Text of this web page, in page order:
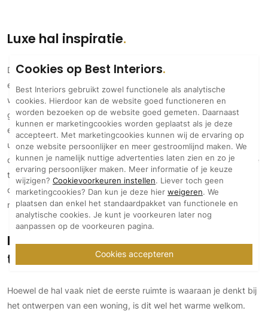
Luxe hal inspiratie
De hal is de ruimte waar je gasten welkom heet en waar de
eerste indruk van jouw woning wordt gevormd. In een luxe
woning of villa verdient de entree een ontwerp dat past bij de
grandeur van de rest van hetinterieurenexterieur. Een stijlvolle
en doordachte hal laat je groots binnenkomen en straalt klasse
uit. Met luxe hal inspiratie voor een indrukwekkende trap, een
opvallend kunstwerk ofexclusieve verlichting kun je jouw entree
transformeren tot een echte eyecatcher. Laat je inspireren door
onze exclusieve ideeën en maak van jouw hal een uitnodigende
ruimte die perfect aansluit bij jouw stijl.
Luxe entree hal in je woning: dat is
thuiskomen
Hoewel de hal vaak niet de eerste ruimte is waaraan je denkt bij
het ontwerpen van een woning, is dit wel het warme welkom.
Cookies op Best Interiors
Best Interiors gebruikt zowel functionele als analytische
cookies. Hierdoor kan de website goed functioneren en
worden bezoeken op de website goed gemeten. Daarnaast
kunnen er marketingcookies worden geplaatst als je deze
accepteert. Met marketingcookies kunnen wij de ervaring op
onze website persoonlijker en meer gestroomlijnd maken. We
kunnen je namelijk nuttige advertenties laten zien en zo je
ervaring persoonlijker maken. Meer informatie of je keuze
wijzigen? Cookievoorkeuren instellen. Liever toch geen
marketingcookies? Dan kun je deze hier weigeren. We
plaatsen dan enkel het standaardpakket van functionele en
analytische cookies. Je kunt je voorkeuren later nog
aanpassen op de voorkeuren pagina.
Cookies accepteren